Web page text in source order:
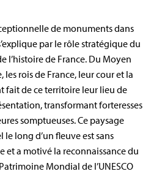
de monuments dans
par le rôle stratégique du
l’histoire de France. Du Moyen
les rois de France, leur cour et la
fait de ce territoire leur lieu de
transformant forteresses
somptueuses. Ce paysage
long d’un fleuve est sans
et a motivé la reconnaissance du
Mondial de l’UNESCO